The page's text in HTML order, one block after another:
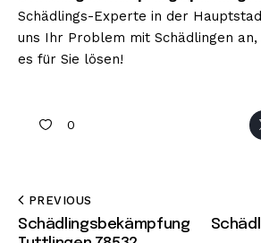
Schädlings-Experte in der
uns Ihr Problem mit Schädlingen
es für Sie lösen!
0
PREVIOUS
Schädlingsbekämpfung